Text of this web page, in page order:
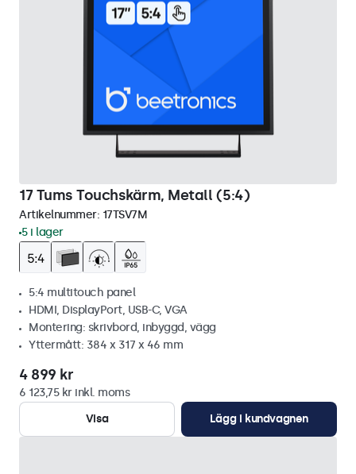
17 Tums Touchskärm, Metall (5:4)
Artikelnummer: 17TSV7M
5 i lager
5:4 multitouch panel
HDMI, DisplayPort, USB-C, VGA
Montering: skrivbord, inbyggd, vägg
Yttermått: 384 x 317 x 46 mm
4 899 kr
6 123,75 kr inkl. moms
Visa
Lägg i kundvagnen